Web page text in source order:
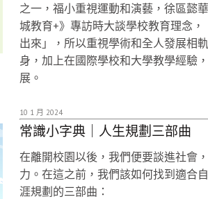
之一，福小重視運動和演藝，徐區懿
城教育+》專訪時大談學校教育理念
出來」，所以重視學術和全人發展相
身，加上在國際學校和大學教學經驗
展。
10 1 月 2024
常識小字典｜人生規劃三部曲
在離開校園以後，我們便要談進社會
力。在這之前，我們該如何找到適合
涯規劃的三部曲：